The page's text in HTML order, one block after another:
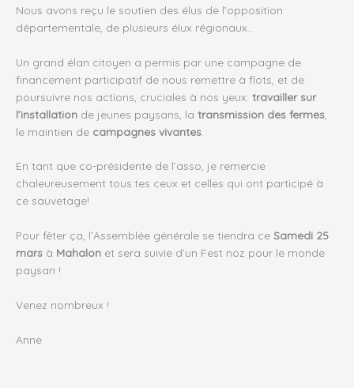
Nous avons reçu le soutien des élus de l’opposition
départementale, de plusieurs élux régionaux…
Un grand élan citoyen a permis par une campagne de
financement participatif de nous remettre à flots, et de
poursuivre nos actions, cruciales à nos yeux: travailler sur
l’installation de jeunes paysans, la transmission des fermes
le maintien de campagnes vivantes
En tant que co-présidente de l’asso, je remercie
chaleureusement tous.tes ceux et celles qui ont participé à
ce sauvetage!
Pour fêter ça, l’Assemblée générale se tiendra ce Samedi 25
mars à Mahalon et sera suivie d’un Fest noz pour le monde
paysan !
Venez nombreux !
Anne